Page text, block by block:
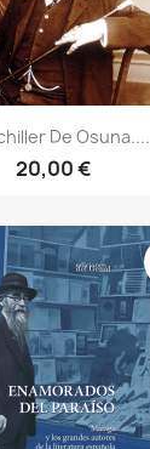
De Osuna....
20,00 €